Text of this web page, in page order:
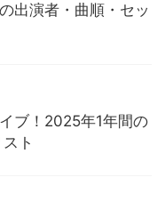
出演者・曲順・セッ
ブ！2025年1年間の
ト